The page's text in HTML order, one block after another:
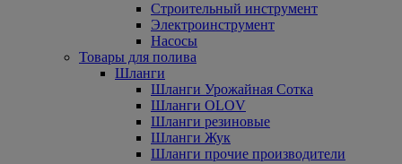
Строительный инструмент
Электроинструмент
Насосы
Товары для полива
Шланги
Шланги Урожайная Сотка
Шланги OLOV
Шланги резиновые
Шланги Жук
Шланги прочие производители